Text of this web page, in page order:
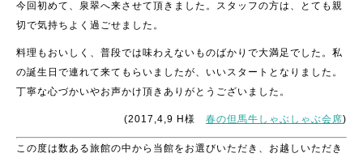
今回初めて、泉翠へ来させて頂きました。スタッフの方は、とても親
切で気持ちよく過ごせました。
料理もおいしく、普段では味わえないものばかりで大満足でした。私
の誕生日で連れて来てもらいましたが、いいスタートとなりました。
丁寧な心づかいやお声かけ頂きありがとうございました。
(2017,4,9 H様 春の但馬牛しゃぶしゃぶ会席)
この度は数ある旅館の中から当館をお選びいただき、お越しいただき